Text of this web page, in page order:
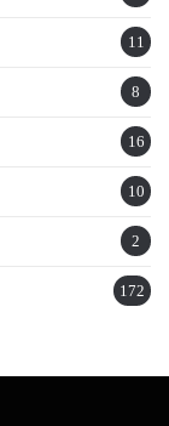
11
8
16
10
2
172